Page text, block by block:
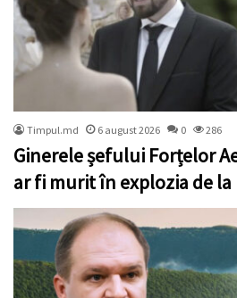
Timpul.md 6 august 2026 0 286
Ginerele șefului Forțelor
ar fi murit în explozia de la